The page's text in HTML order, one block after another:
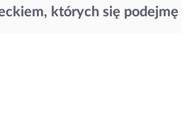
których się podejmę